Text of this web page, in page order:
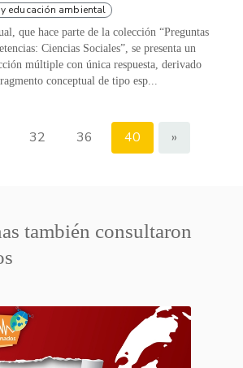
educación ambiental
que hace parte de la colección “Preguntas
Ciencias Sociales”, se presenta un
múltiple con única respuesta, derivado
conceptual de tipo esp...
32 36 40 »
también consultaron